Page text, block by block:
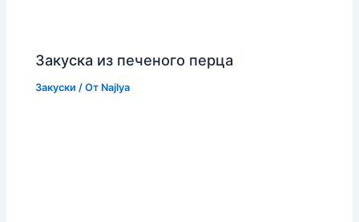
Закуска из печеного перца
Закуски / От Najlya